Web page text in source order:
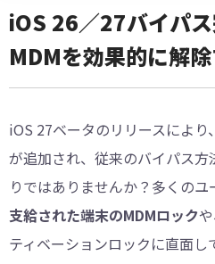
iOS 26／27バイパス
MDMを効果的に解
iOS 27ベータのリリースによ
が追加され、従来のバイパス
りではありませんか？多くのユ
支給された端末のMDMロック
ティベーションロックに直面し